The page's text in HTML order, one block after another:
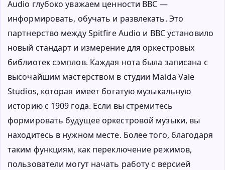
Audio глубоко уважаем ценности BBC —
информировать, обучать и развлекать. Это
партнерство между Spitfire Audio и BBC установило
новый стандарт и измерение для оркестровых
библиотек сэмплов. Каждая нота была записана с
высочайшим мастерством в студии Maida Vale
Studios, которая имеет богатую музыкальную
историю с 1909 года. Если вы стремитесь
формировать будущее оркестровой музыки, вы
находитесь в нужном месте. Более того, благодаря
таким функциям, как переключение режимов,
пользователи могут начать работу с версией